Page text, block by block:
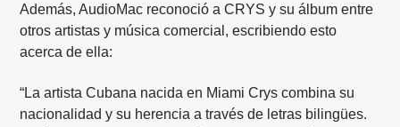
Además, AudioMac reconoció a CRYS y su álbum entre
otros artistas y música comercial, escribiendo esto
acerca de ella:
“La artista Cubana nacida en Miami Crys combina su
nacionalidad y su herencia a través de letras bilingües.